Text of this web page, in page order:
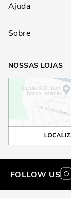
Ajuda
Sobre
NOSSAS LOJAS
FOLLOW US